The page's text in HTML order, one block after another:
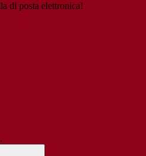
di posta elettronica!